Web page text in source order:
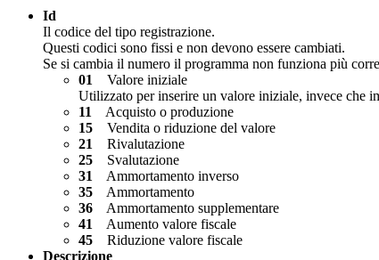
Id
Il codice del tipo registrazione.
Questi codici sono fissi e non devono essere cambiati.
Se si cambia il numero il programma non funziona più
01
Valore iniziale
Utilizzato per inserire un valore iniziale, invece che
11
Acquisto o produzione
15 Vendita o riduzione del valore
21
Rivalutazione
25 Svalutazione
31
Ammortamento inverso
35
Ammortamento
36
Ammortamento supplementare
41
Aumento valore fiscale
45 Riduzione valore fiscale
Descrizione